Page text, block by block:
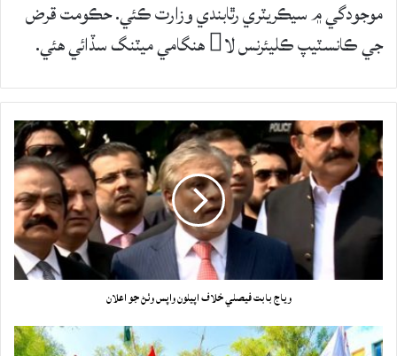
موجودگي ۾ سيڪريٽري رٿابندي وزارت ڪئي. حڪومت قرض
جي ڪانسٽيپ ڪليئرنس لا هنگامي ميٽنگ سڏائي هئي.
وياج بابت فيصلي خلاف اپيلون واپس وٺڻ جو اعلان